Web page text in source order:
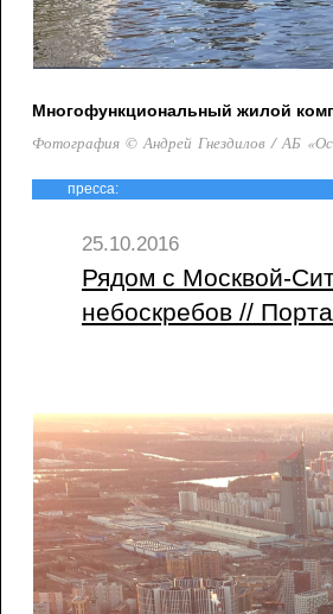
Многофункциональный жилой
Фотография © Андрей Гнездилов / АБ
пресса:
25.10.2016
Рядом с Москвой-
небоскребов //